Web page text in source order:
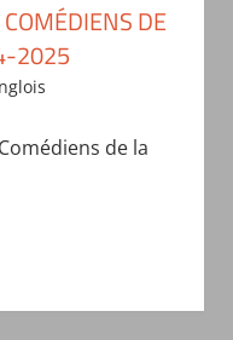
DE
2025
passées
de la